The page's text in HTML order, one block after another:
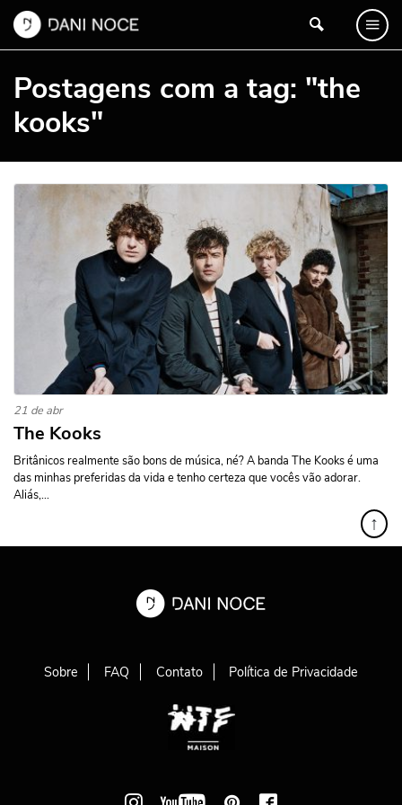
Postagens com a tag: "the
kooks"
21 de abr
The Kooks
Britânicos realmente são bons de música, né? A banda The Kooks é uma
das minhas preferidas da vida e tenho certeza que vocês vão adorar.
Aliás,...
↑
Sobre FAQ Contato Política de Privacidade